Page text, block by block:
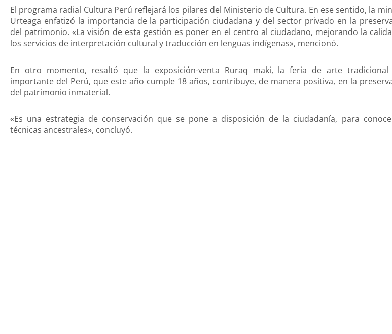
El programa radial Cultura Perú reflejará los pilares del Ministerio de Cultura. En ese sentido, la
Urteaga enfatizó la importancia de la participación ciudadana y del sector privado en la
del patrimonio. «La visión de esta gestión es poner en el centro al ciudadano, mejorando la
los servicios de interpretación cultural y traducción en lenguas indígenas», mencionó.
En otro momento, resaltó que la exposición-venta Ruraq maki, la feria de arte tradicional
importante del Perú, que este año cumple 18 años, contribuye, de manera positiva, en la
del patrimonio inmaterial.
«Es una estrategia de conservación que se pone a disposición de la ciudadanía, para
técnicas ancestrales», concluyó.